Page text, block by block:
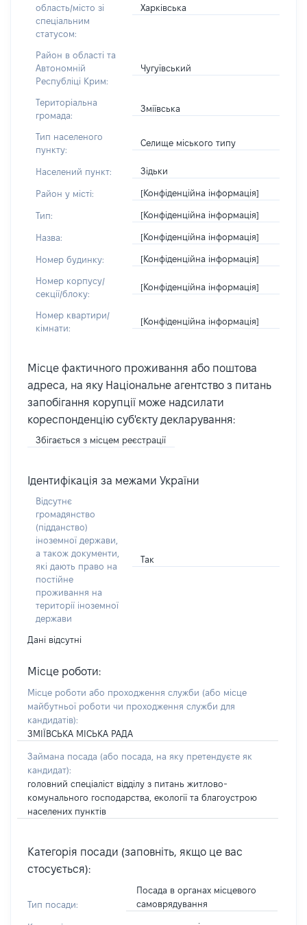
область/місто зі
спеціальним
статусом:
Харківська
Район в області та
Автономній
Республіці Крим:
Чугуївський
Територіальна
громада:
Зміївська
Тип населеного
пункту:
Селище міського типу
Населений пункт: Зідьки
Район у місті: [Конфіденційна інформація]
Тип: [Конфіденційна інформація]
Назва: [Конфіденційна інформація]
Номер будинку: [Конфіденційна інформація]
Номер корпусу/
секції/блоку:
[Конфіденційна інформація]
Номер квартири/
кімнати:
[Конфіденційна інформація]
Місце фактичного проживання або поштова
адреса, на яку Національне агентство з питань
запобігання корупції може надсилати
кореспонденцію суб'єкту декларування:
Збігається з місцем реєстрації
Ідентифікація за межами України
Відсутнє
громадянство
(підданство)
іноземної держави,
а також документи,
які дають право на
постійне
проживання на
території іноземної
держави
Так
Дані відсутні
Місце роботи:
Місце роботи або проходження служби (або місце
майбутньої роботи чи проходження служби для
кандидатів):
ЗМІЇВСЬКА МІСЬКА РАДА
Займана посада (або посада, на яку претендуєте як
кандидат):
головний спеціаліст відділу з питань житлово-
комунального господарства, екології та благоустрою
населених пунктів
Категорія посади (заповніть, якщо це вас
стосується):
Тип посади:
Посада в органах місцевого
самоврядування